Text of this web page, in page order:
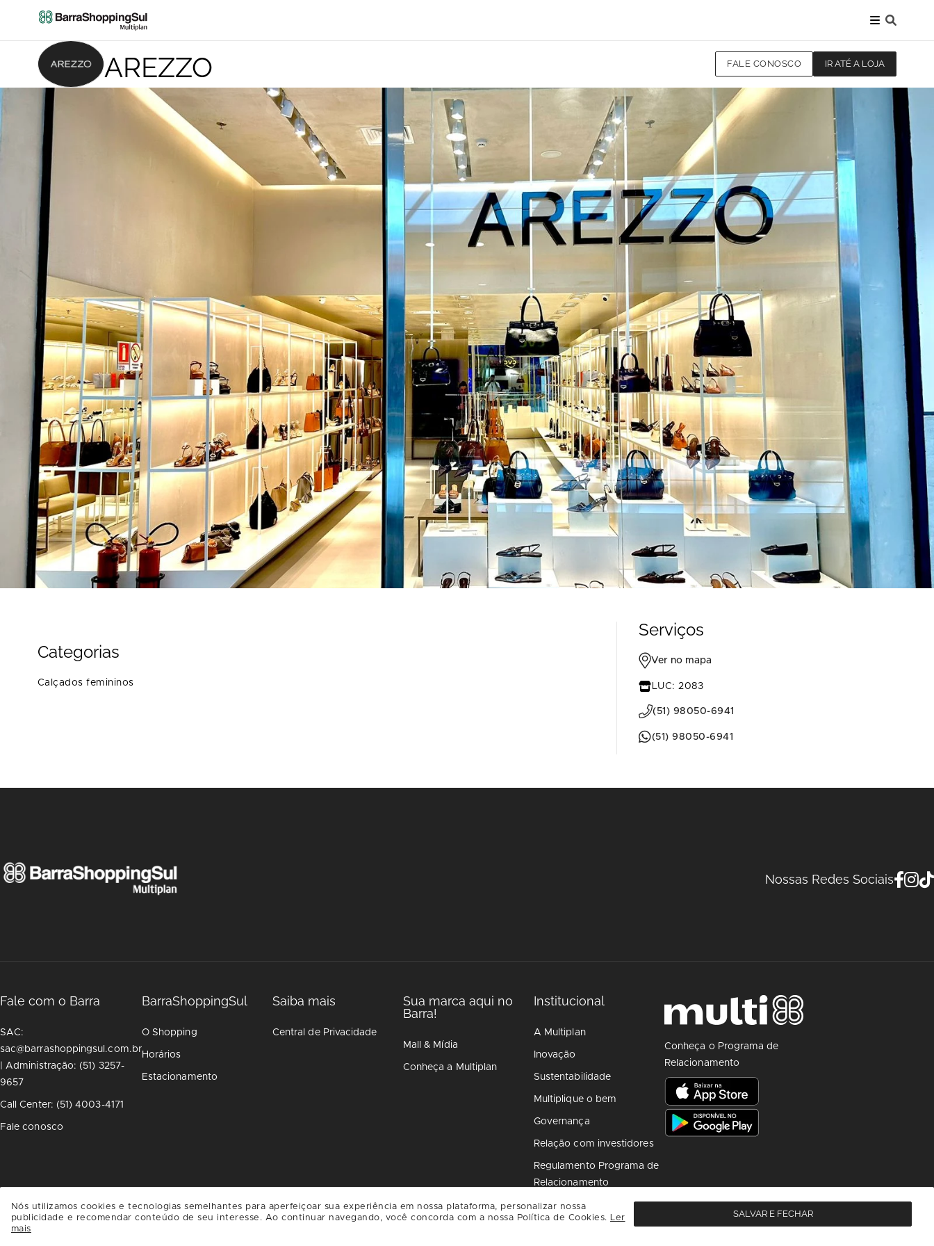
AREZZO FALE CONOSCO IR ATÉ A LOJA
Categorias
Calçados femininos
Serviços
Ver no mapa
LUC: 2083
(51) 98050-6941
(51) 98050-6941
Nossas Redes Sociais
Fale com o Barra
SAC:
sac@barrashoppingsul.com.br
| Administração: (51) 3257-
9657
Call Center: (51) 4003-4171
Fale conosco
BarraShoppingSul
O Shopping
Horários
Estacionamento
Saiba mais
Central de Privacidade
Sua marca aqui no
Barra!
Mall & Mídia
Conheça a Multiplan
Institucional
A Multiplan
Inovação
Sustentabilidade
Multiplique o bem
Governança
Relação com investidores
Regulamento Programa de
Relacionamento
Conheça o Programa de
Relacionamento
Nós utilizamos cookies e tecnologias semelhantes para aperfeiçoar sua experiência em nossa plataforma, personalizar nossa
publicidade e recomendar conteúdo de seu interesse. Ao continuar navegando, você concorda com a nossa Política de Cookies. Ler
mais
SALVAR E FECHAR